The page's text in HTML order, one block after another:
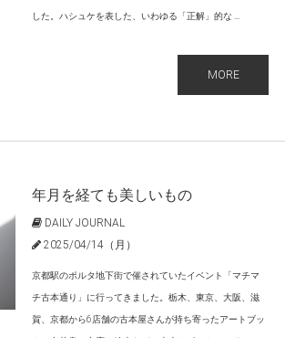
した。ハシュケを表した、いわゆる「正解」的な ...
MORE
年月を経ても美しいもの
DAILY JOURNAL
2025/04/14（月）
京都駅のポルタ地下街で催されていたイベント「マチマ
チ古本通り」に行ってきました。栃木、東京、大阪、滋
賀、京都から6店舗の古本屋さんが持ち寄ったアートブッ